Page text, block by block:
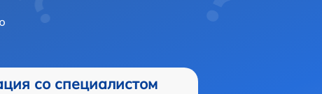
со специалистом